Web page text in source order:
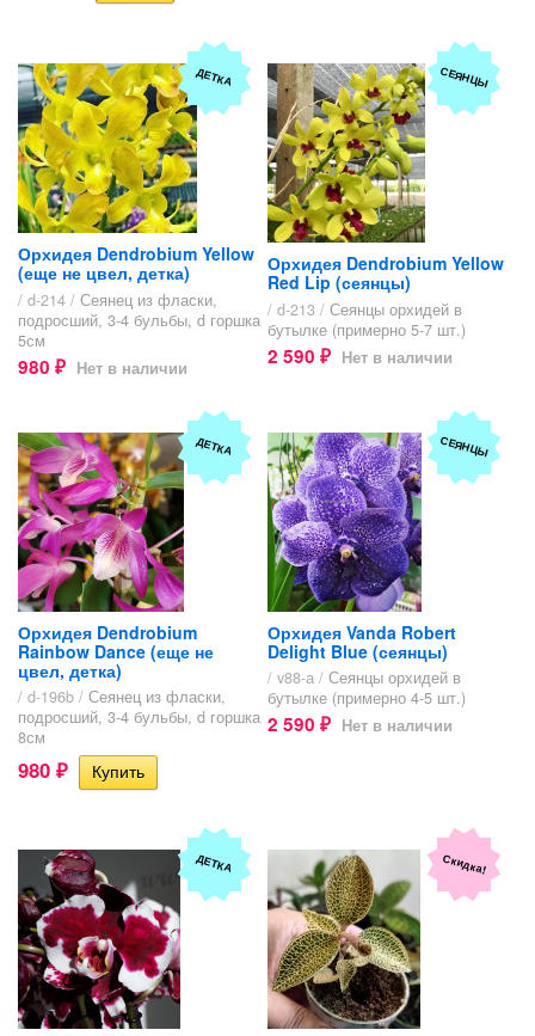
ДЕТКА
Орхидея Dendrobium Yellow
(еще не цвел, детка)
/ d-214 / Сеянец из фласки,
подросший, 3-4 бульбы, d горшка
5см
980 ₽ Нет в наличии
СЕЯНЦЫ
Орхидея Dendrobium Yellow
Red Lip (сеянцы)
/ d-213 / Сеянцы орхидей в
бутылке (примерно 5-7 шт.)
2 590 ₽ Нет в наличии
ДЕТКА
Орхидея Dendrobium
Rainbow Dance (еще не
цвел, детка)
/ d-196b / Сеянец из фласки,
подросший, 3-4 бульбы, d горшка
8см
980 ₽
СЕЯНЦЫ
Орхидея Vanda Robert
Delight Blue (сеянцы)
/ v88-а / Сеянцы орхидей в
бутылке (примерно 4-5 шт.)
2 590 ₽ Нет в наличии
ДЕТКА Скидка!